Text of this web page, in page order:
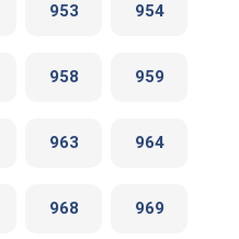
953 954
958 959
963 964
968 969